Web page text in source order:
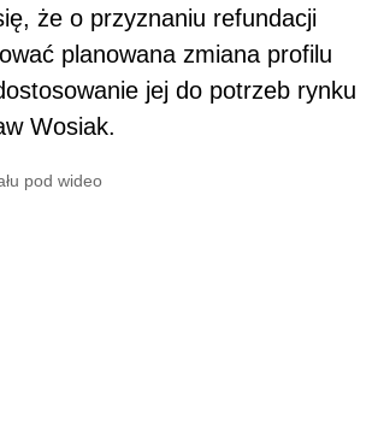
że o przyznaniu refundacji
planowana zmiana profilu
jej do potrzeb rynku
Wosiak.
pod wideo